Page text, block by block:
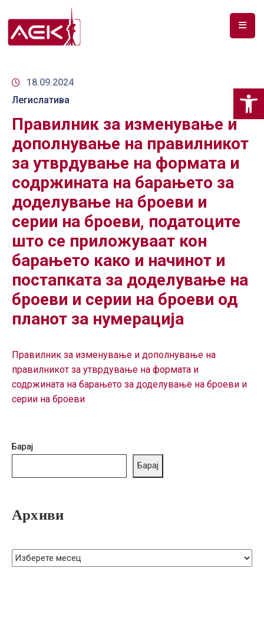
ЗА
ДОКУМЕНТИ
РФ
СПЕКТАР
ТЕЛЕКОМУНИКАЦИИ
АНАЛИЗА
НА
ПАЗАР
ГРИЖА
КОРИСНИЦИ
ЈАВНИ
18.09.2024
Легислатива
Правилник за изменување и
дополнување на правилникот
за утврдување на формата и
содржината на барањето за
доделување на броеви и
серии на броеви, податоците
што се приложуваат кон
барањето како и начинот и
постапката за доделување на
броеви и серии на броеви од
планот за нумерација
Правилник за изменување и дополнување на
правилникот за утврдување на формата и
содржината на барањето за доделување на броеви и
серии на броеви
Барај
Барај
Архиви